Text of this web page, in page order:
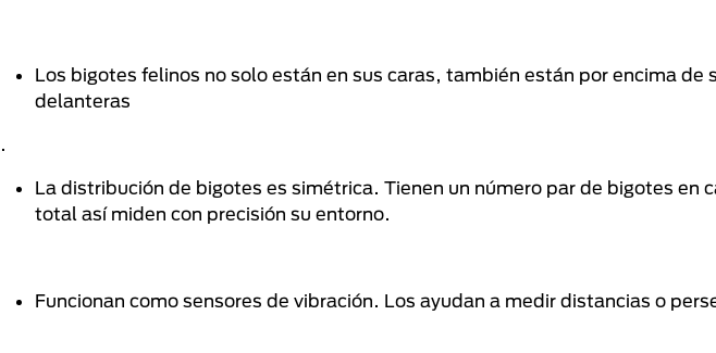
Los bigotes felinos no solo están en sus caras, también están por encima de
delanteras
.
La distribución de bigotes es simétrica. Tienen un número par de bigotes en
total así miden con precisión su entorno.
Funcionan como sensores de vibración. Los ayudan a medir distancias o